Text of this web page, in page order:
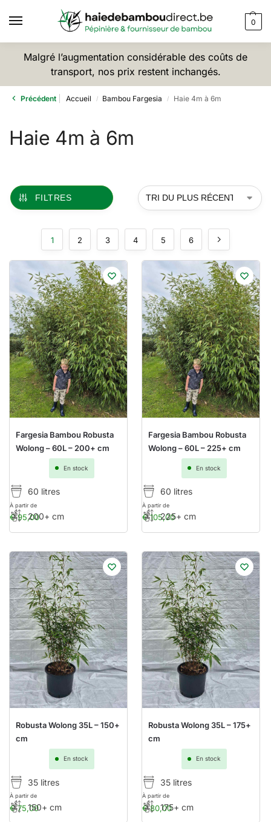
0
Malgré l’augmentation considérable des coûts de
transport, nos prix restent inchangés.
Précédent Accueil / Bambou Fargesia / Haie 4m à 6m
Haie 4m à 6m
FILTRES
1 2 3 4 5 6
Fargesia Bambou Robusta
Wolong – 60L – 200+ cm
En stock
€95,00
À partir de
60 litres
200+ cm
Fargesia Bambou Robusta
Wolong – 60L – 225+ cm
En stock
€105,00
À partir de
60 litres
225+ cm
Robusta Wolong 35L – 150+
cm
En stock
€75,00
À partir de
35 litres
150+ cm
Robusta Wolong 35L – 175+
cm
En stock
€80,00
À partir de
35 litres
175+ cm